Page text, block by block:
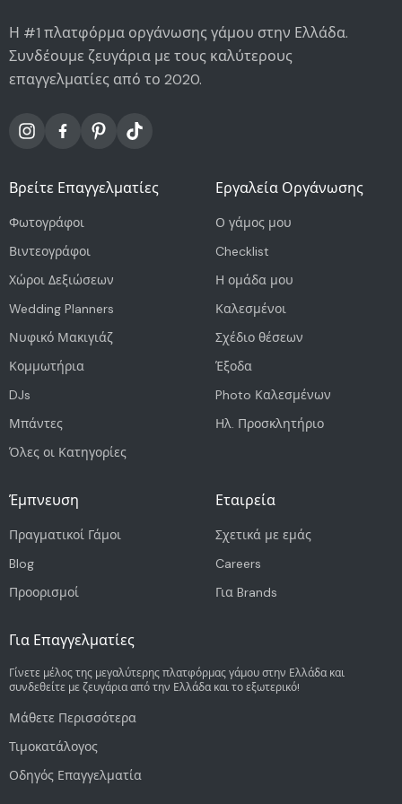
Η #1 πλατφόρμα οργάνωσης γάμου στην Ελλάδα.
Συνδέουμε ζευγάρια με τους καλύτερους
επαγγελματίες από το 2020.
Βρείτε Επαγγελματίες
Φωτογράφοι
Βιντεογράφοι
Χώροι Δεξιώσεων
Wedding Planners
Νυφικό Μακιγιάζ
Κομμωτήρια
DJs
Μπάντες
Όλες οι Κατηγορίες
Εργαλεία Οργάνωσης
Ο γάμος μου
Checklist
Η ομάδα μου
Καλεσμένοι
Σχέδιο θέσεων
Έξοδα
Photo Καλεσμένων
Ηλ. Προσκλητήριο
Έμπνευση
Πραγματικοί Γάμοι
Blog
Προορισμοί
Εταιρεία
Σχετικά με εμάς
Careers
Για Brands
Για Επαγγελματίες
Γίνετε μέλος της μεγαλύτερης πλατφόρμας γάμου στην Ελλάδα και
συνδεθείτε με ζευγάρια από την Ελλάδα και το εξωτερικό!
Μάθετε Περισσότερα
Τιμοκατάλογος
Οδηγός Επαγγελματία